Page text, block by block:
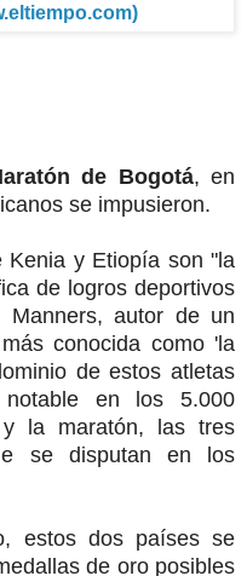
de Bogotá, en
se impusieron.
Kenia y Etiopía son "la
de logros deportivos
autor de un
conocida como 'la
de estos atletas
en los 5.000
la maratón, las tres
se disputan en los
estos dos países se
de oro posibles